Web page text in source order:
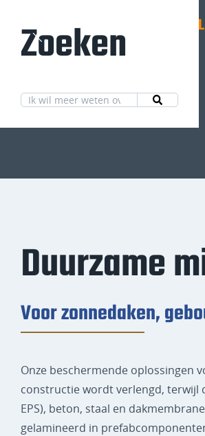
Zoeken
Duurzame
Voor zonnedaken,
Onze beschermende oplossingen
constructie wordt verlengd, terwijl
EPS), beton, staal en
gelamineerd in